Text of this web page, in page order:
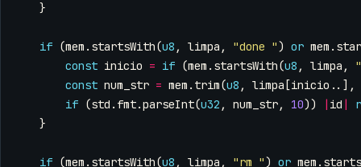
}
if (mem . startsWith(u8 , limpa , "done ") or mem .
const inicio = if (mem . startsWith(u8 , limpa ,
const num_str = mem . trim(u8 , limpa [inicio ..],
if (std . fmt.parseInt(u32 , num_str, 10)) | id |
}
if (mem . startsWith(u8 , limpa , "rm ") or mem .